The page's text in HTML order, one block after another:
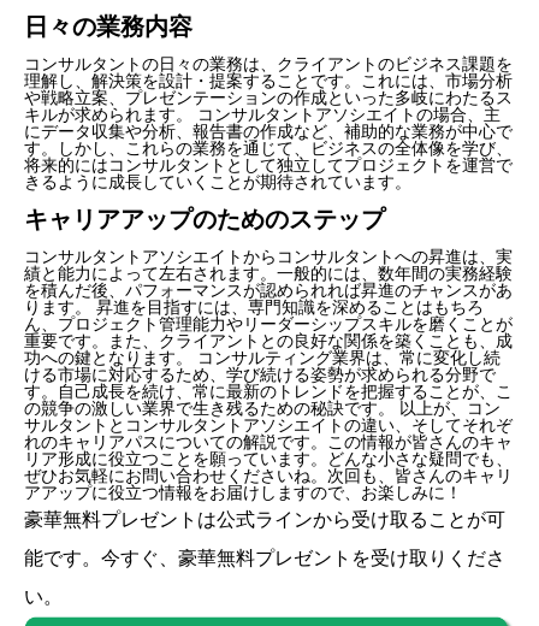
日々の業務内容
コンサルタントの日々の業務は、クライアントのビジネス課題を
理解し、解決策を設計・提案することです。これには、市場分析
や戦略立案、プレゼンテーションの作成といった多岐にわたるス
キルが求められます。 コンサルタントアソシエイトの場合、主
にデータ収集や分析、報告書の作成など、補助的な業務が中心で
す。しかし、これらの業務を通じて、ビジネスの全体像を学び、
将来的にはコンサルタントとして独立してプロジェクトを運営で
きるように成長していくことが期待されています。
キャリアアップのためのステップ
コンサルタントアソシエイトからコンサルタントへの昇進は、実
績と能力によって左右されます。一般的には、数年間の実務経験
を積んだ後、パフォーマンスが認められれば昇進のチャンスがあ
ります。 昇進を目指すには、専門知識を深めることはもちろ
ん、プロジェクト管理能力やリーダーシップスキルを磨くことが
重要です。また、クライアントとの良好な関係を築くことも、成
功への鍵となります。 コンサルティング業界は、常に変化し続
ける市場に対応するため、学び続ける姿勢が求められる分野で
す。自己成長を続け、常に最新のトレンドを把握することが、こ
の競争の激しい業界で生き残るための秘訣です。 以上が、コン
サルタントとコンサルタントアソシエイトの違い、そしてそれぞ
れのキャリアパスについての解説です。この情報が皆さんのキャ
リア形成に役立つことを願っています。どんな小さな疑問でも、
ぜひお気軽にお問い合わせくださいね。次回も、皆さんのキャリ
アアップに役立つ情報をお届けしますので、お楽しみに！
豪華無料プレゼントは公式ラインから受け取ることが可
能です。今すぐ、豪華無料プレゼントを受け取りくださ
い。